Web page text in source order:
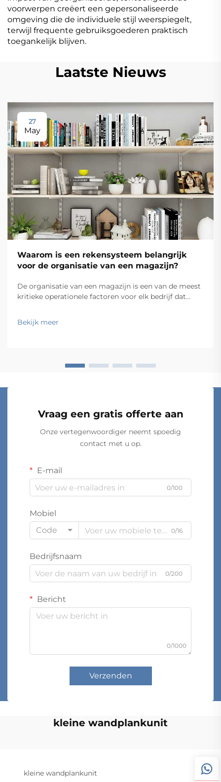
voorwerpen creëert een gepersonaliseerde
omgeving die de individuele stijl weerspiegelt,
terwijl frequente gebruiksgoederen praktisch
toegankelijk blijven.
Laatste Nieuws
27
May
Waarom is een rekensysteem belangrijk
voor de organisatie van een magazijn?
De organisatie van een magazijn is een van de meest
kritieke operationele factoren voor elk bedrijf dat
voorraadkamer of een grootschalig
distributiecentrum beheert, de manier waarop u uw
Bekijk meer
Vraag een gratis offerte aan
Onze vertegenwoordiger neemt spoedig
contact met u op.
E-mail
0/100
Mobiel
Code
0/16
Bedrijfsnaam
0/200
Bericht
0/1000
Verzenden
kleine wandplankunit
kleine wandplankunit